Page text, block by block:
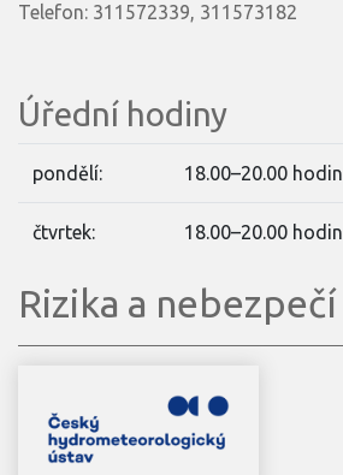
Telefon: 311572339, 311573182
Úřední hodiny
pondělí: 18.00–20.00 hodin
čtvrtek: 18.00–20.00 hodin
Rizika a nebezpečí